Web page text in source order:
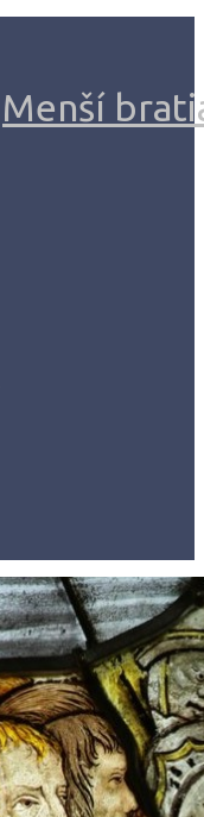
Menší